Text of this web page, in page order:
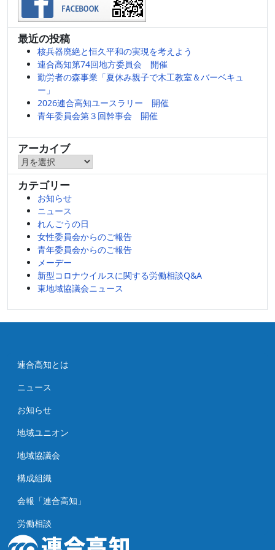
最近の投稿
核兵器廃絶と恒久平和の実現を考えよう
連合高知第74回地方委員会 開催
勤労者の森事業「夏休み親子で木工教室＆バーベキュ
ー」
2026連合高知ユースラリー 開催
青年委員会第３回幹事会 開催
アーカイブ
ア
ー
カ
カテゴリー
お知らせ
ニュース
れんごうの日
女性委員会からのご報告
青年委員会からのご報告
メーデー
新型コロナウイルスに関する労働相談Q&A
東地域協議会ニュース
連合高知とは
ニュース
お知らせ
地域ユニオン
地域協議会
構成組織
会報「連合高知」
労働相談